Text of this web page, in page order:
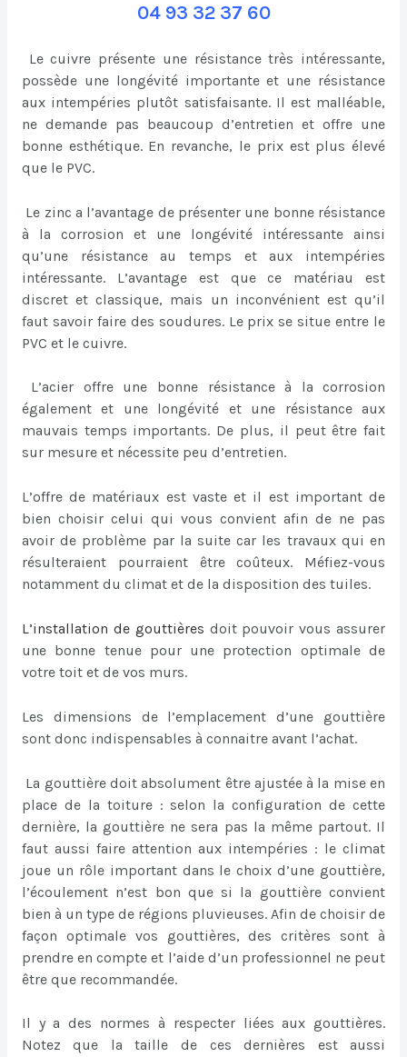
04 93 32 37 60
Le cuivre présente une résistance très intéressante,
possède une longévité importante et une résistance
aux intempéries plutôt satisfaisante. Il est malléable,
ne demande pas beaucoup d’entretien et offre une
bonne esthétique. En revanche, le prix est plus élevé
que le PVC.
Le zinc a l’avantage de présenter une bonne résistance
à la corrosion et une longévité intéressante ainsi
qu’une résistance au temps et aux intempéries
intéressante. L’avantage est que ce matériau est
discret et classique, mais un inconvénient est qu’il
faut savoir faire des soudures. Le prix se situe entre le
PVC et le cuivre.
L’acier offre une bonne résistance à la corrosion
également et une longévité et une résistance aux
mauvais temps importants. De plus, il peut être fait
sur mesure et nécessite peu d’entretien.
L’offre de matériaux est vaste et il est important de
bien choisir celui qui vous convient afin de ne pas
avoir de problème par la suite car les travaux qui en
résulteraient pourraient être coûteux. Méfiez-vous
notamment du climat et de la disposition des tuiles.
L’installation de gouttières doit pouvoir vous assurer
une bonne tenue pour une protection optimale de
votre toit et de vos murs.
Les dimensions de l’emplacement d’une gouttière
sont donc indispensables à connaitre avant l’achat.
La gouttière doit absolument être ajustée à la mise en
place de la toiture : selon la configuration de cette
dernière, la gouttière ne sera pas la même partout. Il
faut aussi faire attention aux intempéries : le climat
joue un rôle important dans le choix d’une gouttière,
l’écoulement n’est bon que si la gouttière convient
bien à un type de régions pluvieuses. Afin de choisir de
façon optimale vos gouttières, des critères sont à
prendre en compte et l’aide d’un professionnel ne peut
être que recommandée.
Il y a des normes à respecter liées aux gouttières.
Notez que la taille de ces dernières est aussi